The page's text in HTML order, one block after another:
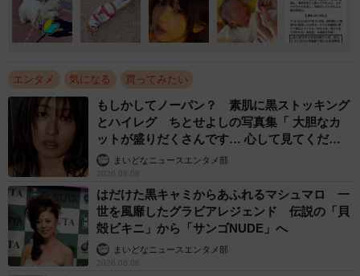
エンタメ 気になる 買ってみたい
もしかしてノーパン？ 素肌に黒ストッキング
とハイレグ ちとせよしの写真集「 大胆なカ
ットが盛りだくさんです… 心して見てくださ
い」まいどなニュースエンタメ部
2026.08.08
はだけた黒キャミからあふれるマシュマロ 一
世を風靡したグラビアレジェンド 伝説の「貝
殻ビキニ」から「サンゴNUDE」へ
まいどなニュースエンタメ部
2026.08.08